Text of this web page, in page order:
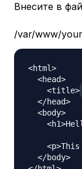
Внесите в
/var/www/
<html>
  <head>
    <title>
  </head>
  <body>
  </body>